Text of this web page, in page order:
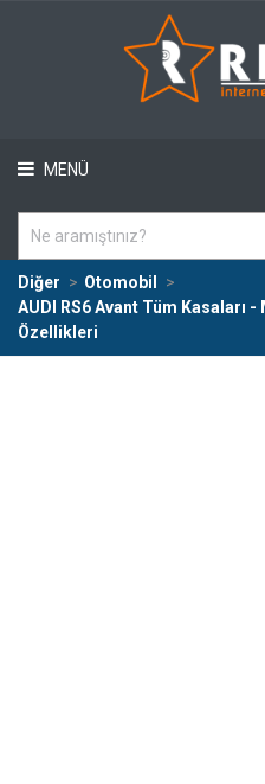
MENÜ
Diğer
Otomobil
AUDI RS6 Avant Tüm Kasaları
Özellikleri